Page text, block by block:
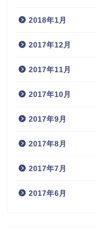
2018年1月
2017年12月
2017年11月
2017年10月
2017年9月
2017年8月
2017年7月
2017年6月